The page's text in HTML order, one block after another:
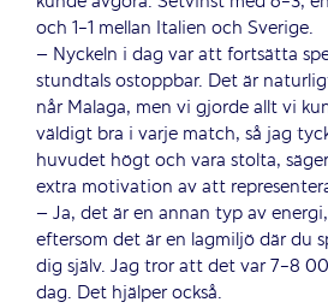
och 1-1 mellan Italien och Sverige.
– Nyckeln i dag var att fortsätta
stundtals ostoppbar. Det är
når Malaga, men vi gjorde allt vi
väldigt bra i varje match, så jag
huvudet högt och vara stolta,
extra motivation av att
– Ja, det är en annan typ av
eftersom det är en lagmiljö där du
dig själv. Jag tror att det var 7-8
dag. Det hjälper också.